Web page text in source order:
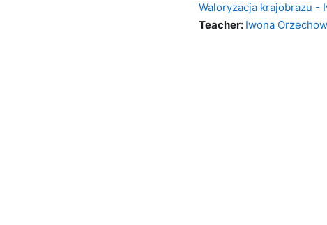
Waloryzacja krajobrazu -
Teacher: Iwona